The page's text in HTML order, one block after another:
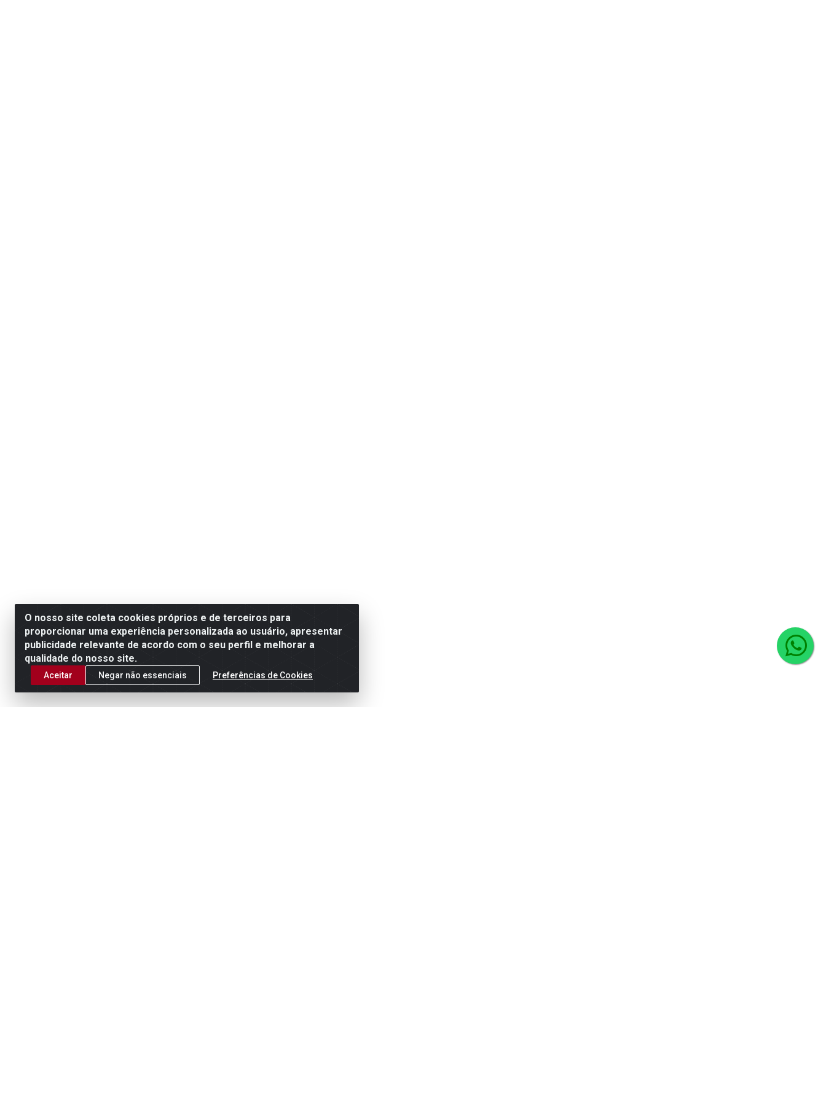
O nosso site coleta cookies próprios e de terceiros para
proporcionar uma experiência personalizada ao usuário, apresentar
publicidade relevante de acordo com o seu perfil e melhorar a
qualidade do nosso site.
Aceitar Negar não essenciais Preferências de Cookies